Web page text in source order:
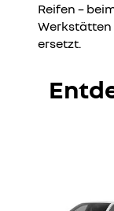
Reifen –
Werkstätten
ersetzt.